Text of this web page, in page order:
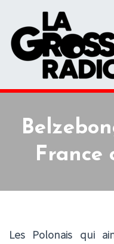
France
Les Polonais qui